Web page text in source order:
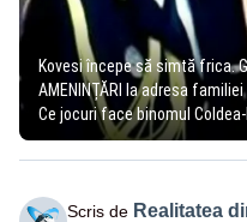
Kovesi începe să simtă frica.
AMENINȚĂRI la adresa
Ce jocuri face binomul
Scris de Realitatea